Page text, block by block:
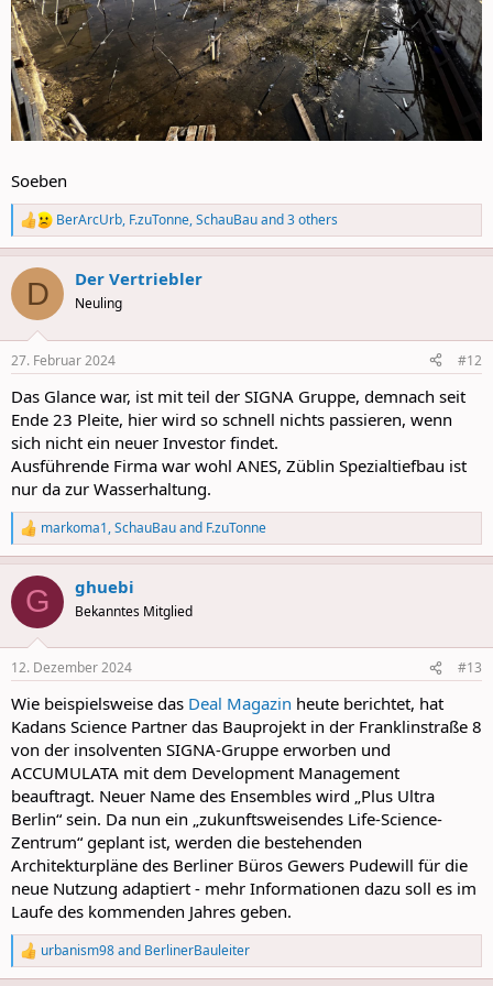
Soeben
R
e
a
c
i
s
BerArcUrb, F.zuTonne,SchauBauand 3 others
D Der Vertriebler
Neuling
27. Februar 2024 #12
Das Glance war, ist mit teil der SIGNA Gruppe, demnach seit
Ende 23 Pleite, hier wird so schnell nichts passieren, wenn
sich nicht ein neuer Investor findet.
Ausführende Firma war wohl ANES, Züblin Spezialtiefbau ist
nur da zur Wasserhaltung.
R
e
a
c
i
s
markoma1,SchauBauand F.zuTonne
G ghuebi
Bekanntes Mitglied
12. Dezember 2024 #13
Wie beispielsweise das Deal Magazin heute berichtet, hat
Kadans Science Partner das Bauprojekt in der Franklinstraße 8
von der insolventen SIGNA-Gruppe erworben und
ACCUMULATA mit dem Development Management
beauftragt. Neuer Name des Ensembles wird „Plus Ultra
Berlin“ sein. Da nun ein „zukunftsweisendes Life-Science-
Zentrum“ geplant ist, werden die bestehenden
Architekturpläne des Berliner Büros Gewers Pudewill für die
neue Nutzung adaptiert - mehr Informationen dazu soll es im
Laufe des kommenden Jahres geben.
R
e
urbanism98and BerlinerBauleiter